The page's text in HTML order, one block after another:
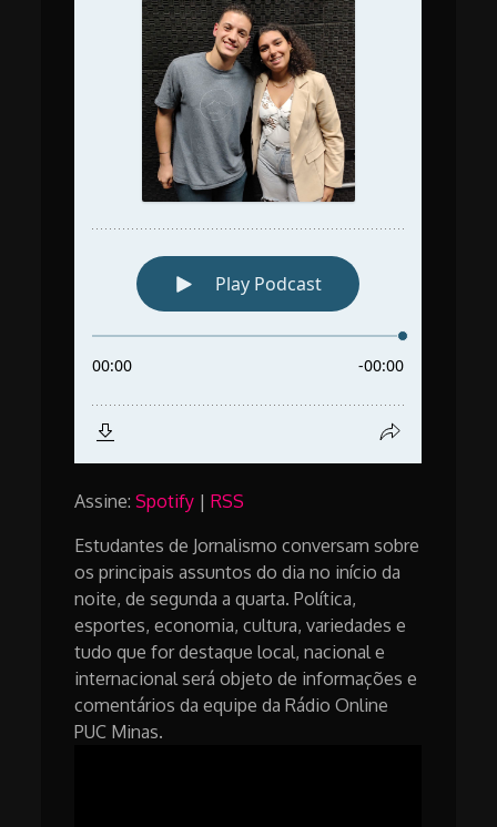
Assine:Spotify |RSS
Estudantes de Jornalismo conversam sobre
os principais assuntos do dia no início da
noite, de segunda a quarta. Política,
esportes, economia, cultura, variedades e
tudo que for destaque local, nacional e
internacional será objeto de informações e
comentários da equipe da Rádio Online
PUC Minas.